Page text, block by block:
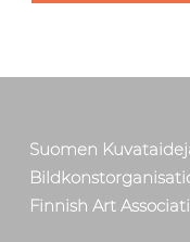
Skip back to main navigation
Suomen
Finnish Art